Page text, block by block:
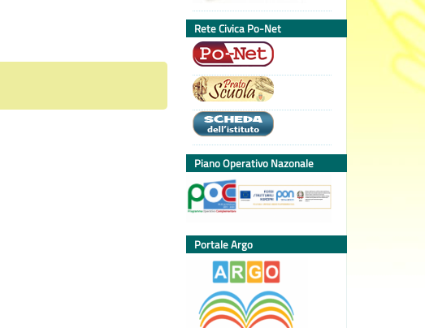
Rete Civica Po-Net
Piano Operativo Nazonale
Portale Argo